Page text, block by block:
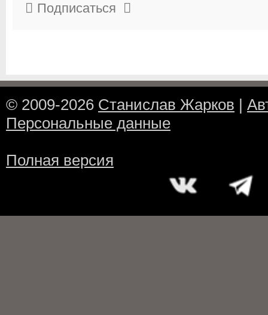
Подписаться
© 2009-2026 Станислав Жарков |
Персональные данные
Полная версия